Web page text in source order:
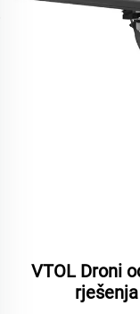
VTOL Droni